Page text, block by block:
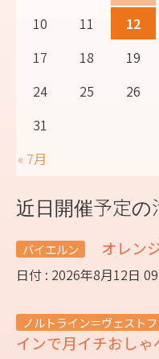
10
11 12
17
18 19
24
25 26
31
« 7月
近日開催予定の
バイエルン オレン
日付 : 2026年8月12日
ノルトライン＝ヴェスト
インで月イチおしゃ